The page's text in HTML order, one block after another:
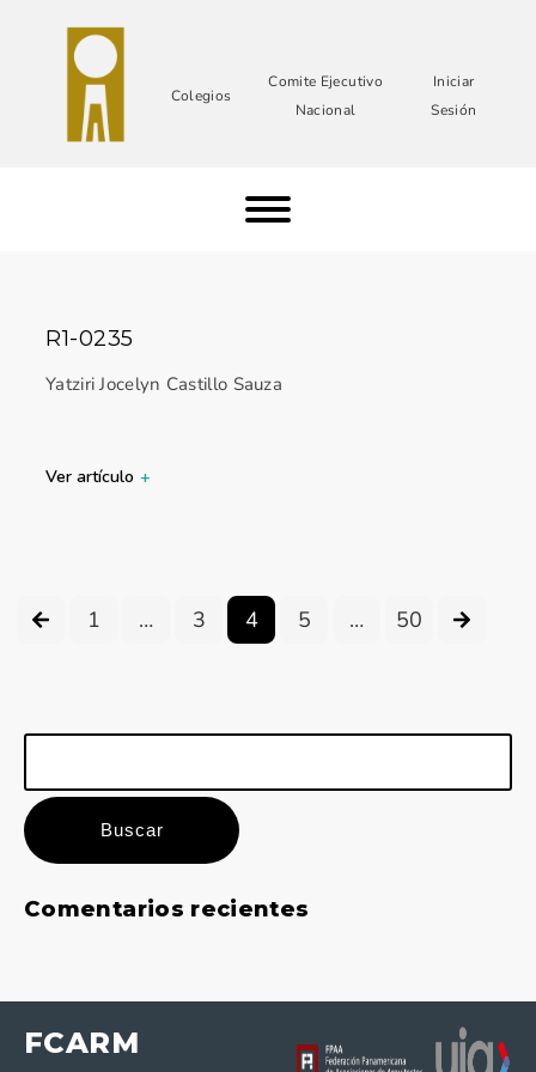
Colegios
Comite Ejecutivo
Nacional
Iniciar
Sesión
R1-0235
Yatziri Jocelyn Castillo Sauza
Ver artículo +
1 … 3 4 5 … 50
Buscar:
Comentarios recientes
FCARM